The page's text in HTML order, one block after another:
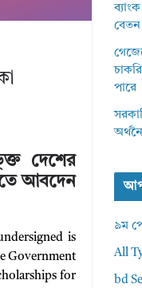
দেশের
হতে আবদেন
is
Government
for
বেতন
পারে
৯ম
All
bd